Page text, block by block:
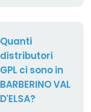
Quanti
distributori
GPL ci sono in
BARBERINO VAL
D'ELSA?